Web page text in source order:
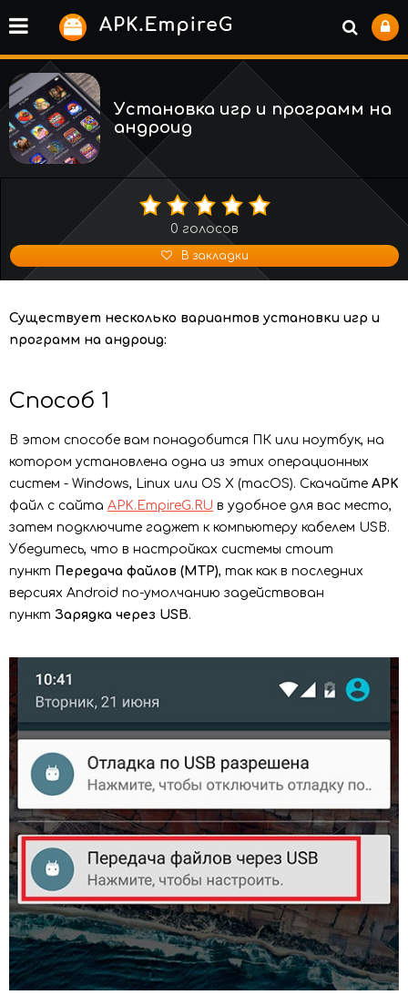
Установка игр и программ на
андроид
0 голосов
В закладки
Существует несколько вариантов установки игр и
программ на андроид:
Способ 1
В этом способе вам понадобится ПК или ноутбук, на
котором установлена одна из этих операционных
систем - Windows, Linux или OS X (macOS). Скачайте APK
файл с сайта APK.EmpireG.RU в удобное для вас место,
затем подключите гаджет к компьютеру кабелем USB.
Убедитесь, что в настройках системы стоит
пункт Передача файлов (MTP), так как в последних
версиях Android по-умолчанию задействован
пункт Зарядка через USB.